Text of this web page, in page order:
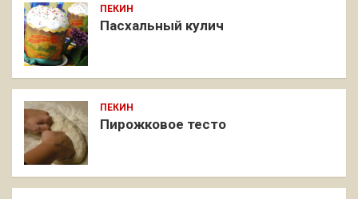
ПЕКИН
Пасхальный кулич
ПЕКИН
Пирожковое тесто